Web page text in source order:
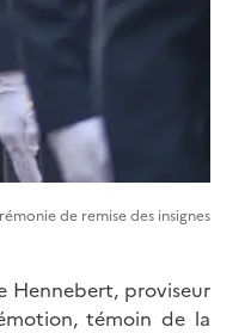
de remise des insignes
Hennebert, proviseur
témoin de la